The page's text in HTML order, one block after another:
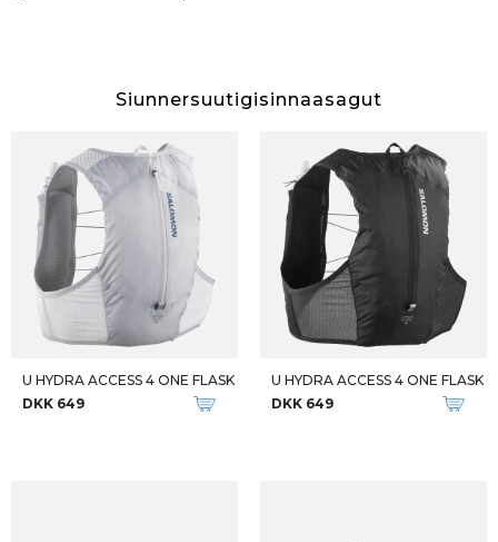
Siunnersuutigisinnaasagut
U HYDRA ACCESS 4 ONE FLASK
DKK 649
U HYDRA ACCESS 4 ONE FLASK
DKK 649